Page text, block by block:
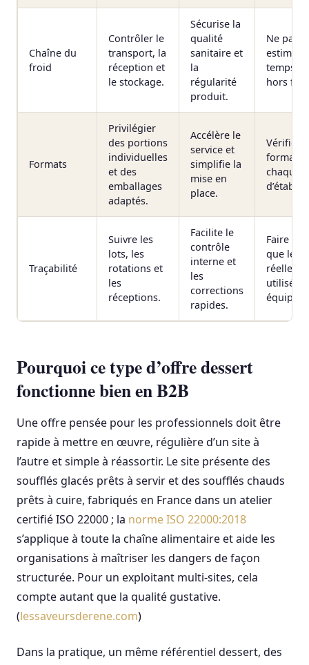
Chaîne du
froid
Contrôler le
transport, la
réception et
le stockage.
Sécurise la
qualité
sanitaire et
la
régularité
produit.
Ne pas
estimer
temps
hors
Formats
Privilégier
des portions
individuelles
et des
emballages
adaptés.
Accélère le
service et
simplifie la
mise en
place.
Vérifier
format
chaque
Traçabilité
Suivre les
lots, les
rotations et
les
réceptions.
Facilite le
contrôle
interne et
les
corrections
rapides.
Faire en
que le
utilisé
équipes.
Pourquoi ce type d’offre dessert
fonctionne bien en B2B
Une offre pensée pour les professionnels doit être
rapide à mettre en œuvre, régulière d’un site à
l’autre et simple à réassortir. Le site présente des
soufflés glacés prêts à servir et des soufflés chauds
prêts à cuire, fabriqués en France dans un atelier
certifié ISO 22000 ; la norme ISO 22000:2018
s’applique à toute la chaîne alimentaire et aide les
organisations à maîtriser les dangers de façon
structurée. Pour un exploitant multi-sites, cela
compte autant que la qualité gustative.
(lessaveursderene.com)
Dans la pratique, un même référentiel dessert, des